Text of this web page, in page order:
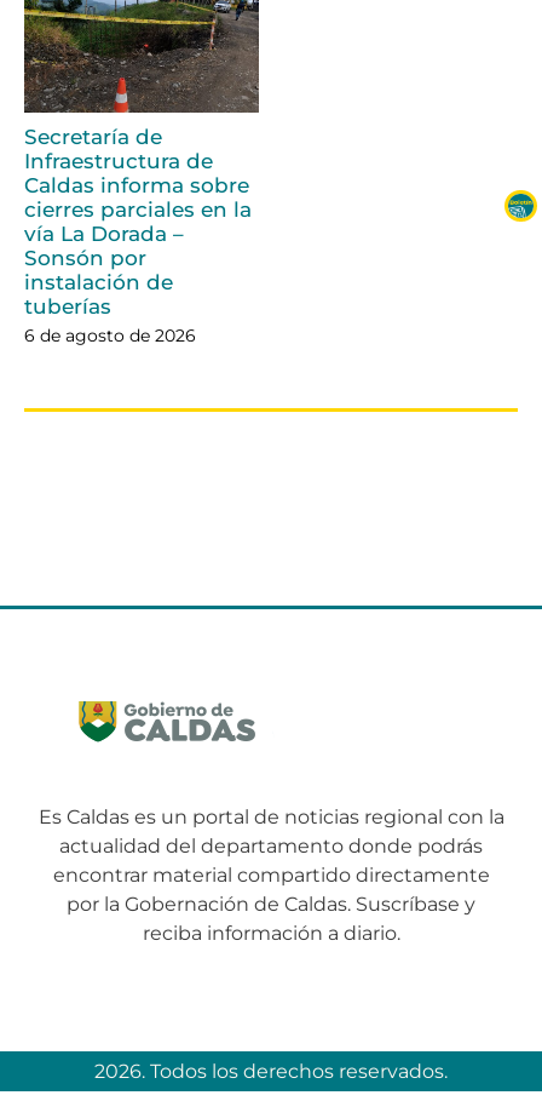
Secretaría de
Infraestructura de
Caldas informa sobre
cierres parciales en la
vía La Dorada –
Sonsón por
instalación de
tuberías
6 de agosto de 2026
Es Caldas es un portal de noticias regional con la
actualidad del departamento donde podrás
encontrar material compartido directamente
por la Gobernación de Caldas. Suscríbase y
reciba información a diario.
2026. Todos los derechos reservados.